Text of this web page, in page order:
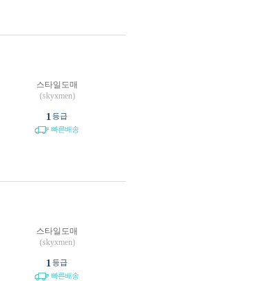
스타일도매
(skyxmen)
1 등급
빠른배송
스타일도매
(skyxmen)
1 등급
빠른배송